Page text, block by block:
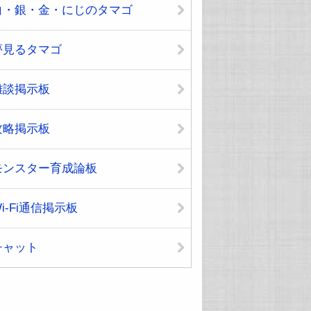
・銀・金・にじのタマゴ
見るタマゴ
談掲示板
略掲示板
ンスター育成論板
Fi通信掲示板
ット